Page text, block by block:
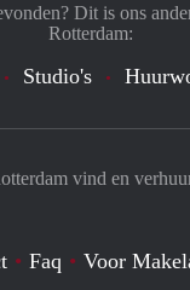
vind en
Faq Voor
Dit is ons
Rotterdam:
Studio's